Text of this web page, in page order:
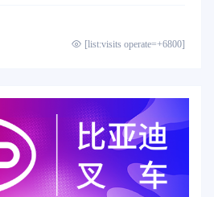
[list:visits operate=+6800]